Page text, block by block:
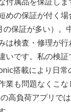
付属品を保証しま
めの保証が付く
の保証が多い）。
は検査・修理が
いです。私の検
搭載により日常
業も問題なくこ
高負荷アプリで